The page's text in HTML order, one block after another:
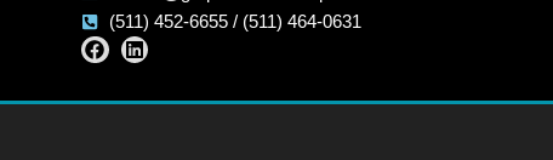
(511) 452-6655 / (511) 464-0631
Facebook
Linkedin